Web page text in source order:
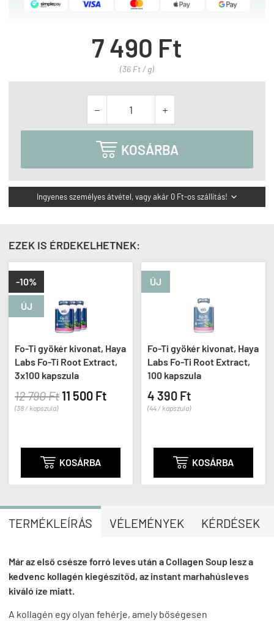
7 490 Ft
(36 Ft / g)
 
 KOSÁRBA
Ingyenes személyes átvétel, vagy akár 0 Ft-os szállítás! 
EZEK IS ÉRDEKELHETNEK:
ÚJ
-10%
Fo-Ti gyökér kivonat, Haya
Labs Fo-Ti Root Extract,
3x100 kapszula
12 790 Ft 11 500 Ft
(38 / kapszula)
 KOSÁRBA
ÚJ
Fo-Ti gyökér kivonat, Haya
Labs Fo-Ti Root Extract,
100 kapszula
4 390 Ft
(44 / kapszula)
 KOSÁRBA
TERMÉKLEÍRÁS VÉLEMÉNYEK KÉRDÉSEK
Már az első csésze forró leves után a Collagen Soup lesz a
kedvenc kollagén kiegészítőd, az instant marhahúsleves
kiváló íze miatt.
A kollagén egy olyan fehérje, amely bőségesen